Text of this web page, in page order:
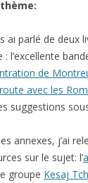
ai parlé de deux
: l’excellente
de
avec les
suggestions
annexes, j’ai
sur le sujet: l’
groupe Kesaj